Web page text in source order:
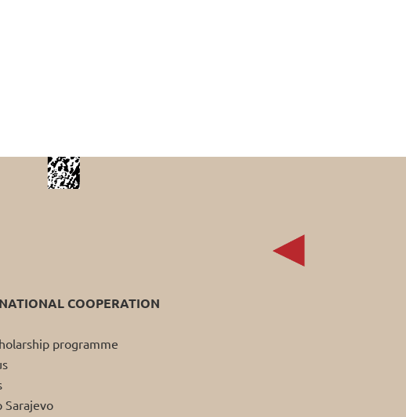
COOPERATION
programme
Sarajevo